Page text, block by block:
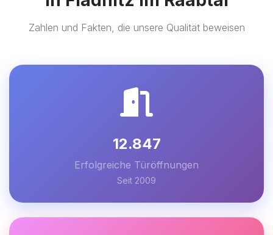
Zahlen und Fakten, die unsere Qualität beweisen
12.847
Erfolgreiche Türöffnungen
Seit 2009